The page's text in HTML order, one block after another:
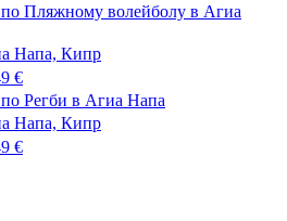
Пляжному волейболу в Агиа
Напа, Кипр
€
Регби в Агиа Напа
Напа, Кипр
€